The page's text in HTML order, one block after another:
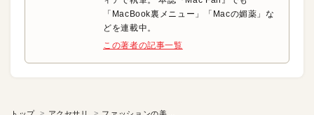
「MacBook裏メニュー」「Macの媚薬」な
どを連載中。
この著者の記事一覧
トップ アクセサリ